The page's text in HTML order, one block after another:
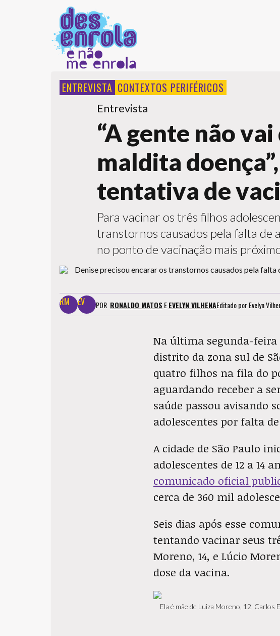
ENTREVISTA CONTEXTOS PERIFÉRICOS
Entrevista
“A gente não
maldita
tentativa de
Para vacinar os três filhos
transtornos causados pela falta de
no ponto de vacinação mais
POR RONALDO MATOS EEVELYN VILHENAEditado porEvelyn
Na última segunda-feira
distrito da zona sul de
quatro filhos na fila do
aguardando receber a
saúde passou avisando
adolescentes por falta
A cidade de São Paulo
adolescentes de 12 a 14
comunicado oficial
cerca de 360 mil
Seis dias após esse
tentando vacinar seus
Moreno, 14, e Lúcio
dose da vacina.
Ela é mãe de Luiza Moreno, 12,